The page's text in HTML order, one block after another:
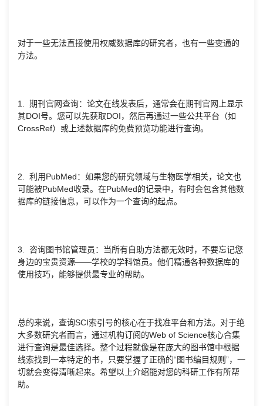
对于一些无法直接使用权威数据库的研究者，也有一些变通的
方法。
1. 期刊官网查询：论文在线发表后，通常会在期刊官网上显示
其DOI号。您可以先获取DOI，然后再通过一些公共平台（如
CrossRef）或上述数据库的免费预览功能进行查询。
2. 利用PubMed：如果您的研究领域与生物医学相关，论文也
可能被PubMed收录。在PubMed的记录中，有时会包含其他数
据库的链接信息，可以作为一个查询的起点。
3. 咨询图书馆管理员：当所有自助方法都无效时，不要忘记您
身边的宝贵资源——学校的学科馆员。他们精通各种数据库的
使用技巧，能够提供最专业的帮助。
总的来说，查询SCI索引号的核心在于找准平台和方法。对于绝
大多数研究者而言，通过机构订阅的Web of Science核心合集
进行查询是最佳选择。整个过程就像是在庞大的图书馆中根据
线索找到一本特定的书，只要掌握了正确的“图书编目规则”，一
切就会变得清晰起来。希望以上介绍能对您的科研工作有所帮
助。